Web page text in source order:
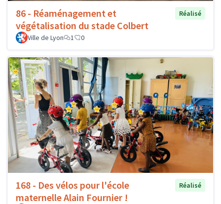
86 - Réaménagement et
végétalisation du stade Colbert
Réalisé
Ville de Lyon 1 0
168 - Des vélos pour l'école
maternelle Alain Fournier !
Réalisé